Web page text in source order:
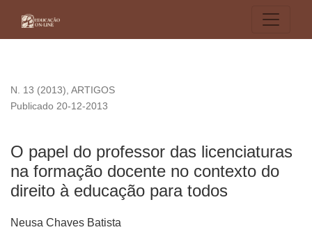
N. 13 (2013), ARTIGOS
O papel do professor das licenciaturas
na formação docente no contexto do
direito à educação para todos
Publicado 20-12-2013
Neusa Chaves Batista